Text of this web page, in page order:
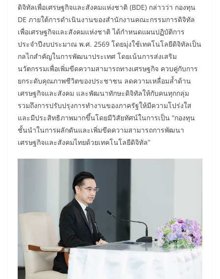
ดิจิทัลเพื่อเศรษฐกิจและสังคมแห่งชาติ (BDE) กล่าวว่า กองทุน
DE ภายใต้การดำเนินงานของสำนักงานคณะกรรมการดิจิทัล
เพื่อเศรษฐกิจและสังคมแห่งชาติ ได้กำหนดแผนปฏิบัติการ
ประจำปีงบประมาณ พ.ศ. 2569 โดยมุ่งใช้เทคโนโลยีดิจิทัลเป็น
กลไกสำคัญในการพัฒนาประเทศ โดยเน้นการส่งเสริม
นวัตกรรมเพื่อเพิ่มขีดความสามารถทางเศรษฐกิจ ควบคู่กับการ
ยกระดับคุณภาพชีวิตของประชาชน ลดความเหลื่อมล้ำด้าน
เศรษฐกิจและสังคม และพัฒนาทักษะดิจิทัลให้กับคนทุกกลุ่ม
รวมถึงการปรับปรุงการทำงานของภาครัฐให้มีความโปร่งใส
และมีประสิทธิภาพมากขึ้นโดยมีวิสัยทัศน์ในการเป็น “กองทุน
ชั้นนำในการผลักดันและเพิ่มขีดความสามารถการพัฒนา
เศรษฐกิจและสังคมไทยด้วยเทคโนโลยีดิจิทัล”